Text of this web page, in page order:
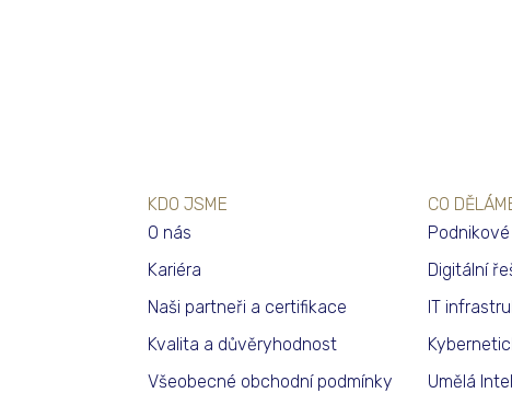
KDO JSME
O nás
Kariéra
Naši partneři a certifikace
Kvalita a důvěryhodnost
Všeobecné obchodní podmínky
CO
Digitální
IT
Umělá